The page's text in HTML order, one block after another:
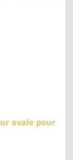
ovale pour